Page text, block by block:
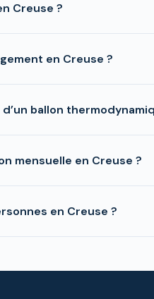
Creuse ?
en Creuse ?
ballon
mensuelle en Creuse ?
en Creuse ?